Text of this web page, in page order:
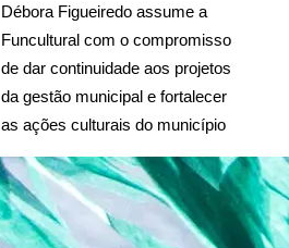
Débora Figueiredo assume a
Funcultural com o compromisso
de dar continuidade aos projetos
da gestão municipal e fortalecer
as ações culturais do município